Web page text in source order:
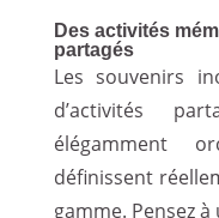
Des activités
partagés
Les souvenirs
d’activités
élégamment
définissent
gamme. Pensez